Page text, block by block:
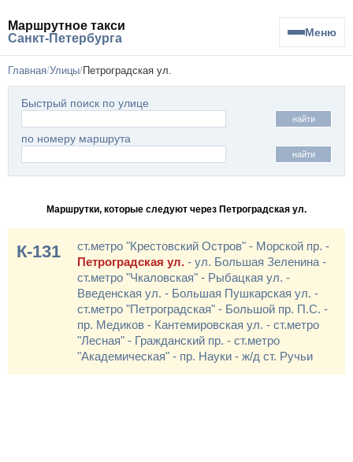
Маршрутное такси
Санкт-Петербурга
Меню
Главная Улицы Петроградская ул.
Быстрый поиск по улице
найти
по номеру маршрута
найти
Маршрутки, которые следуют через Петроградская ул.
К-131
ст.метро "Крестовский Остров" - Морской пр. -
Петроградская ул. - ул. Большая Зеленина -
ст.метро "Чкаловская" - Рыбацкая ул. -
Введенская ул. - Большая Пушкарская ул. -
ст.метро "Петроградская" - Большой пр. П.С. -
пр. Медиков - Кантемировская ул. - ст.метро
"Лесная" - Гражданский пр. - ст.метро
"Академическая" - пр. Науки - ж/д ст. Ручьи